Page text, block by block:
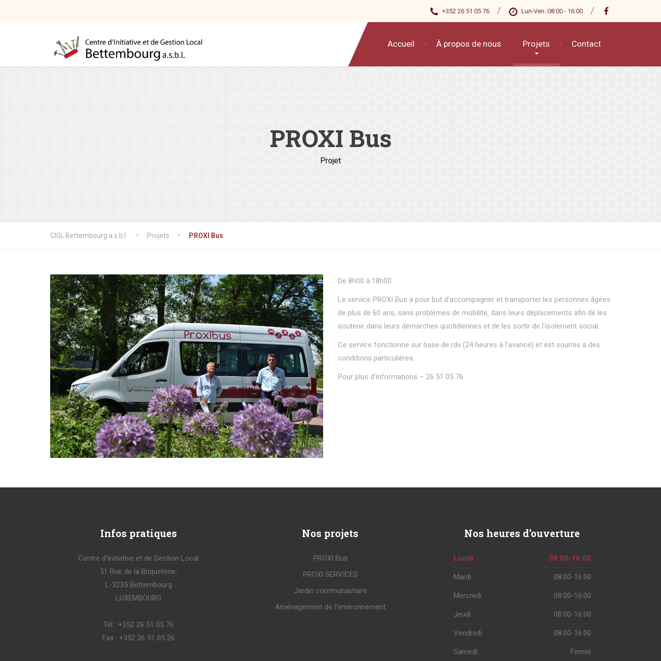
+352 26 51 05 76 Lun-Ven: 08:00 - 16:00
Accueil À propos de nous Projets Contact
PROXI Bus
Projet
CIGL Bettembourg a.s.b.l. Projets PROXI Bus
De 8h00 à 18h00
Le service PROXI Bus a pour but d’accompagner et transporter les personnes âgées
de plus de 60 ans, sans problèmes de mobilité, dans leurs déplacements afin de les
soutenir dans leurs démarches quotidiennes et de les sortir de l’isolement social.
Ce service fonctionne sur base de rdv (24 heures à l’avance) et est soumis à des
conditions particulières.
Pour plus d’informations – 26 51 05 76
Infos pratiques
Centre d'Initiative et de Gestion Local
51 Rue de la Briqueterie,
L-3235 Bettembourg
LUXEMBOURG
Tél : +352 26 51 05 76
Fax : +352 26 51 05 26
Nos projets
PROXI Bus
PROXI SERVICES
Jardin communautaire
Aménagement de l’environnement
Nos heures d’ouverture
Lundi 08:00-16:00
Mardi 08:00-16:00
Mercredi 08:00-16:00
Jeudi 08:00-16:00
Vendredi 08:00-16:00
Samedi Fermé